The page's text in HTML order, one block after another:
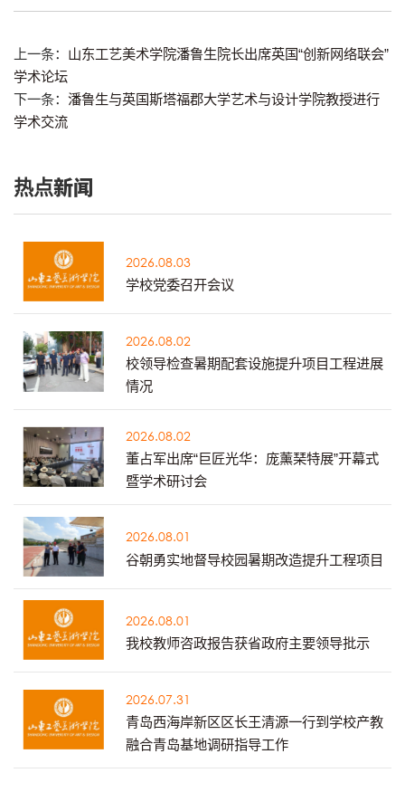
上一条： 山东工艺美术学院潘鲁生院长出席英国“创新网络联会”
学术论坛
下一条： 潘鲁生与英国斯塔福郡大学艺术与设计学院教授进行
学术交流
热点新闻
2026.08.03
学校党委召开会议
2026.08.02
校领导检查暑期配套设施提升项目工程进展
情况
2026.08.02
董占军出席“巨匠光华：庞薰琹特展”开幕式
暨学术研讨会
2026.08.01
谷朝勇实地督导校园暑期改造提升工程项目
2026.08.01
我校教师咨政报告获省政府主要领导批示
2026.07.31
青岛西海岸新区区长王清源一行到学校产教
融合青岛基地调研指导工作